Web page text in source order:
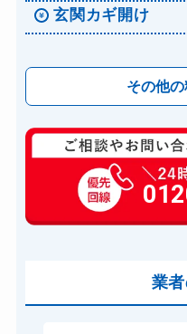
玄関カギ開け
その他
玄関カギ修理
玄関カギ作成
玄関カギ交換
バイクカギ開け
業